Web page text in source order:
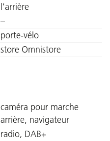
l'arrière
–
porte-vélo
store Omnistore
caméra pour marche
arrière, navigateur
radio, DAB+